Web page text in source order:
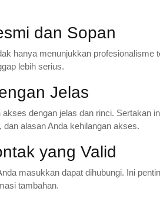
dan Sopan
hanya menunjukkan profesionalisme
lebih serius.
Jelas
dengan jelas dan rinci. Sertakan
alasan Anda kehilangan akses.
yang Valid
masukkan dapat dihubungi. Ini
tambahan.